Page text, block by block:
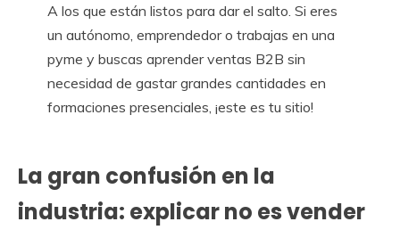
A los que están listos para dar el salto. Si eres
un autónomo, emprendedor o trabajas en una
pyme y buscas aprender ventas B2B sin
necesidad de gastar grandes cantidades en
formaciones presenciales, ¡este es tu sitio!
La gran confusión en la
industria: explicar no es vender